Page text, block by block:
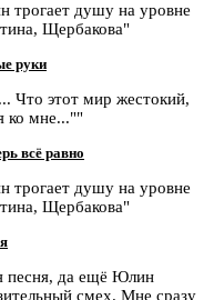
трогает душу на уровне
Щербакова"
руки
Что этот мир жестокий,
ко мне...""
всё равно
трогает душу на уровне
Щербакова"
песня, да ещё Юлин
смех. Мне сразу